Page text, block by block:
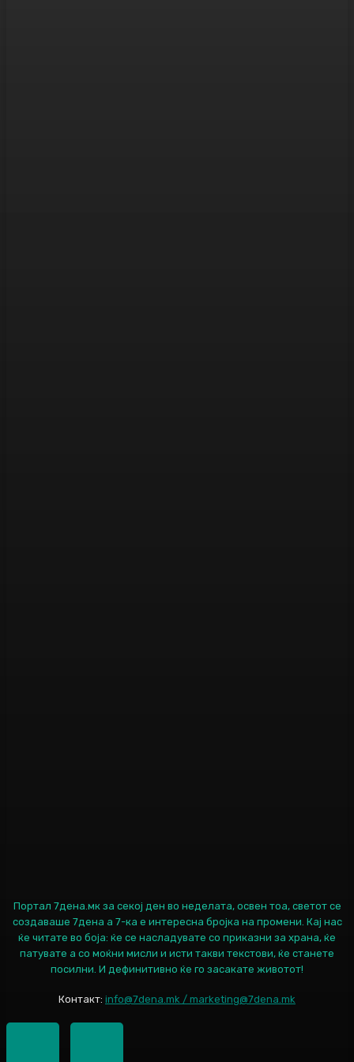
Портал 7дена.мк за секој ден во неделата, освен тоа, светот се
создаваше 7дена а 7-ка е интересна бројка на промени. Кај нас
ќе читате во боја: ќе се насладувате со приказни за храна, ќе
патувате а со моќни мисли и исти такви текстови, ќе станете
посилни. И дефинитивно ќе го засакате животот!
Контакт: info@7dena.mk / marketing@7dena.mk